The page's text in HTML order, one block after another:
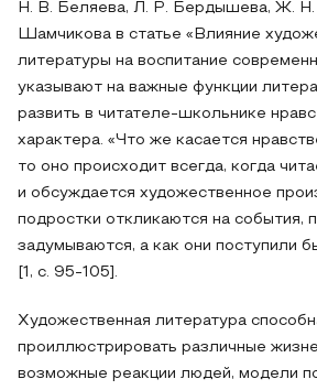
Н. В. Беляева, Л. Р. Бердышева, Ж.
Шамчикова в статье «Влияние
литературы на воспитание
указывают на важные функции
развить в читателе-школьнике
характера. «Что же касается
то оно происходит всегда, когда
и обсуждается художественное
подростки откликаются на события,
задумываются, а как они поступили
[1, с. 95-105].
Художественная литература
проиллюстрировать различные
возможные реакции людей, модели